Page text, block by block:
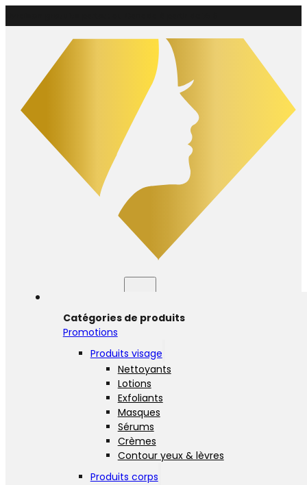
Catégories de produits
Promotions
Produits visage
Nettoyants
Lotions
Exfoliants
Masques
Sérums
Crèmes
Contour yeux & lèvres
Produits corps